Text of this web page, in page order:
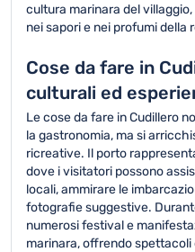
cultura marinara del
nei sapori e nei profumi della
Cose da fare in
culturali ed
Le cose da fare in Cudillero
la gastronomia, ma si
ricreative. Il porto
dove i visitatori possono
locali, ammirare le
fotografie suggestive.
numerosi festival e
marinara, offrendo spettacoli